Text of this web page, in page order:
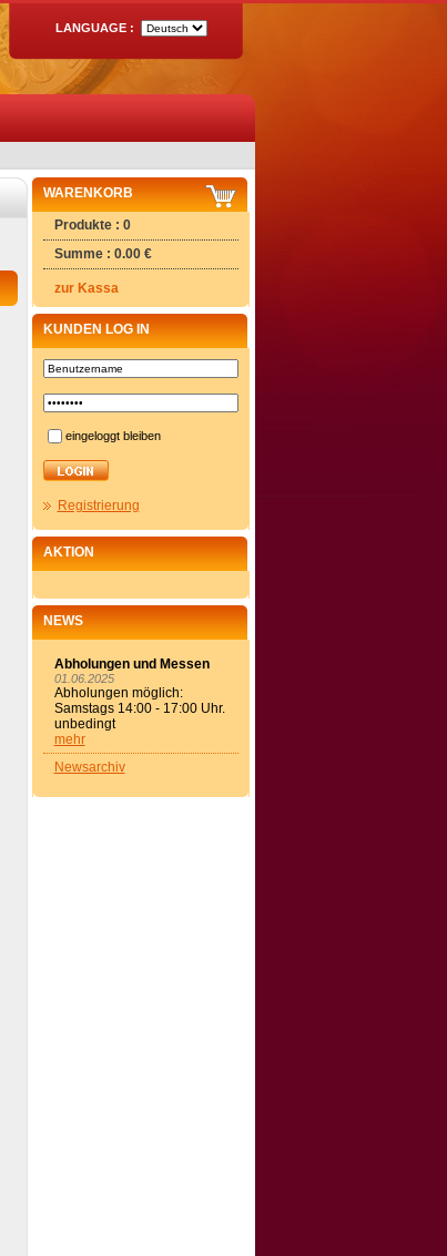
LANGUAGE :
WARENKORB
Produkte : 0
Summe : 0.00 €
zur Kassa
KUNDEN LOG IN
eingeloggt bleiben
Registrierung
AKTION
NEWS
Abholungen und Messen
01.06.2025
Abholungen möglich:
Samstags 14:00 - 17:00 Uhr.
unbedingt
mehr
Newsarchiv